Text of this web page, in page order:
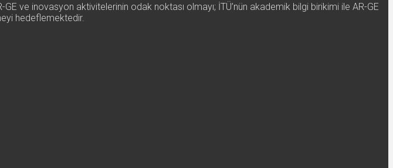
ve inovasyon aktivitelerinin odak noktası olmayı; İTÜ’nün akademik bilgi birikimi ile AR-GE
hedeflemektedir.